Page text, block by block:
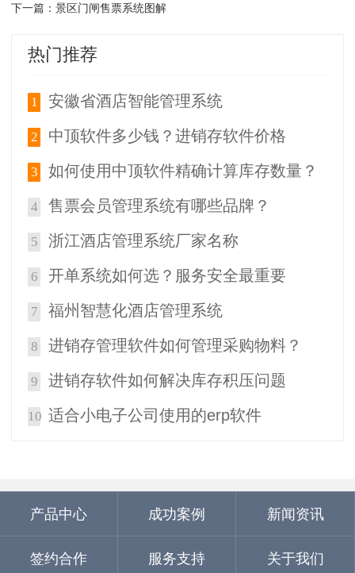
下一篇： 景区门闸售票系统图解
热门推荐
1 安徽省酒店智能管理系统
2 中顶软件多少钱？进销存软件价格
3 如何使用中顶软件精确计算库存数量？
4 售票会员管理系统有哪些品牌？
5 浙江酒店管理系统厂家名称
6 开单系统如何选？服务安全最重要
7 福州智慧化酒店管理系统
8 进销存管理软件如何管理采购物料？
9 进销存软件如何解决库存积压问题
10 适合小电子公司使用的erp软件
产品中心 成功案例 新闻资讯
签约合作 服务支持 关于我们